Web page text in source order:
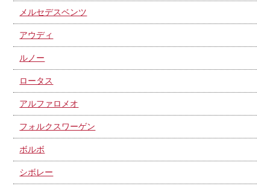
メルセデスベンツ
アウディ
ルノー
ロータス
アルファロメオ
フォルクスワーゲン
ボルボ
シボレー